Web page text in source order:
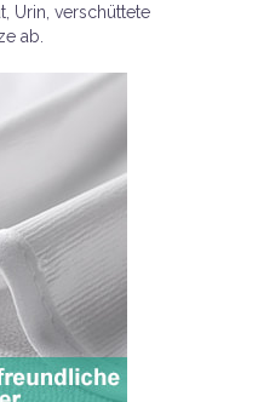
Urin, verschüttete
ab.